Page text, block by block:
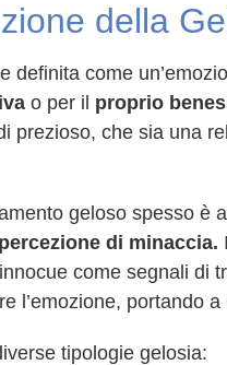
della
definita come
o per il proprio
prezioso, che sia una
geloso spesso è
percezione di minaccia.
come segnali di
l’emozione, portando
tipologie gelosia: